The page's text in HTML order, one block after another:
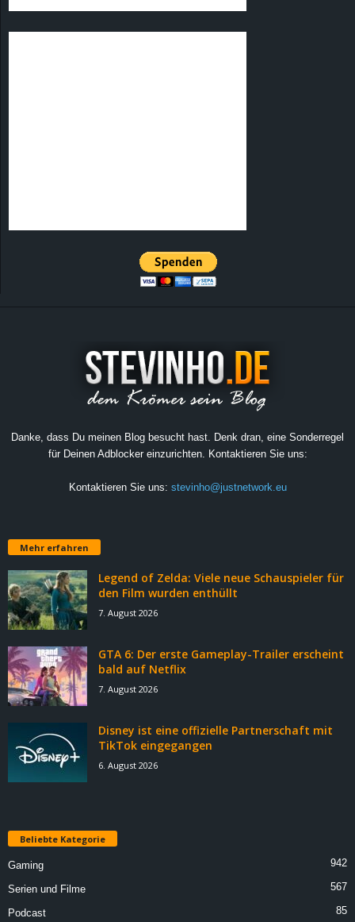
Danke, dass Du meinen Blog besucht hast. Denk dran, eine Sonderregel
für Deinen Adblocker einzurichten. Kontaktieren Sie uns:
Kontaktieren Sie uns: stevinho@justnetwork.eu
Mehr erfahren
Legend of Zelda: Viele neue Schauspieler für
den Film wurden enthüllt
7. August 2026
GTA 6: Der erste Gameplay-Trailer erscheint
bald auf Netflix
7. August 2026
Disney ist eine offizielle Partnerschaft mit
TikTok eingegangen
6. August 2026
Beliebte Kategorie
Gaming 942
Serien und Filme 567
Podcast 85